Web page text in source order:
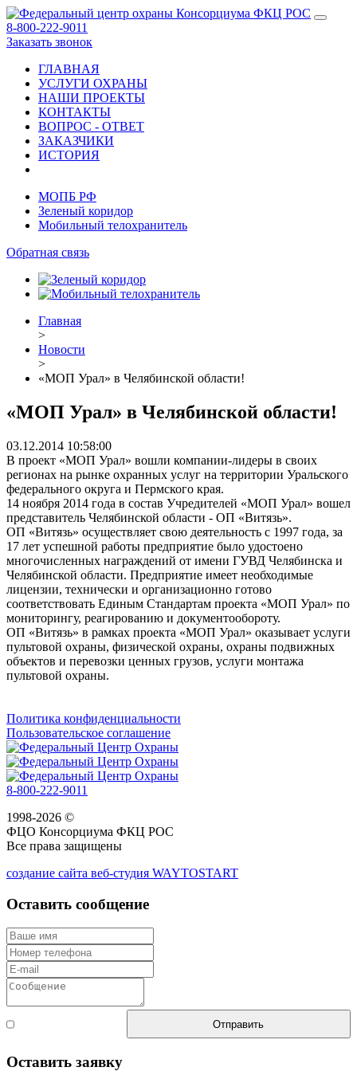
8-800-222-9011
Заказать звонок
ГЛАВНАЯ
УСЛУГИ ОХРАНЫ
НАШИ ПРОЕКТЫ
КОНТАКТЫ
ВОПРОС - ОТВЕТ
ЗАКАЗЧИКИ
ИСТОРИЯ
МОПБ РФ
Зеленый коридор
Мобильный телохранитель
Обратная связь
Главная
>
Новости
>
«МОП Урал» в Челябинской области!
«МОП Урал» в Челябинской области!
03.12.2014 10:58:00
В проект «МОП Урал» вошли компании-лидеры в своих
регионах на рынке охранных услуг на территории Уральского
федерального округа и Пермского края.
14 ноября 2014 года в состав Учредителей «МОП Урал» вошел
представитель Челябинской области - ОП «Витязь».
ОП «Витязь» осуществляет свою деятельность с 1997 года, за
17 лет успешной работы предприятие было удостоено
многочисленных награждений от имени ГУВД Челябинска и
Челябинской области. Предприятие имеет необходимые
лицензии, технически и организационно готово
соответствовать Единым Стандартам проекта «МОП Урал» по
мониторингу, реагированию и документообороту.
ОП «Витязь» в рамках проекта «МОП Урал» оказывает услуги
пультовой охраны, физической охраны, охраны подвижных
объектов и перевозки ценных грузов, услуги монтажа
пультовой охраны.
Политика конфиденциальности
Пользовательское соглашение
8-800-222-9011
1998-2026 ©
ФЦО Консорциума ФКЦ РОС
Все права защищены
создание сайта веб-студия WAYTOSTART
Оставить сообщение
Отправить
Оставить заявку